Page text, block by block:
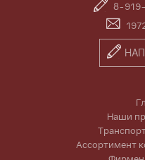
8-
Наши
Ассортимент